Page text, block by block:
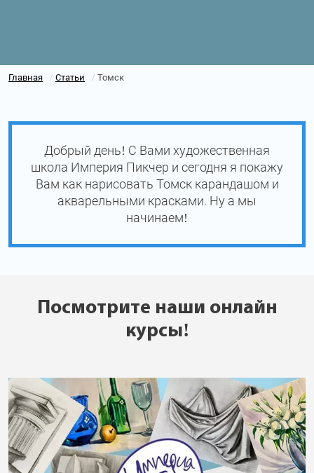
Главная / Статьи / Томск
Добрый день! С Вами художественная
школа Империя Пикчер и сегодня я покажу
Вам как нарисовать Томск карандашом и
акварельными красками. Ну а мы
начинаем!
Посмотрите наши онлайн
курсы!